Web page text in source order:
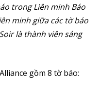
trong Liên minh Báo
minh giữa các tờ báo
là thành viên sáng
gồm 8 tờ báo: